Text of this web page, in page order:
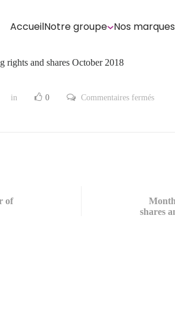
AccueilNotre groupe Nos marques
and shares October 2018
in 0 Commentaires ferméssur
2018
of
shares